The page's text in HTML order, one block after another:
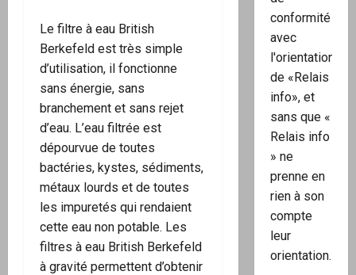
Le filtre à eau British
Berkefeld est très simple
d’utilisation, il fonctionne
sans énergie, sans
branchement et sans rejet
d’eau. L’eau filtrée est
dépourvue de toutes
bactéries, kystes, sédiments,
métaux lourds et de toutes
les impuretés qui rendaient
cette eau non potable. Les
filtres à eau British Berkefeld
à gravité permettent d’obtenir
conformité
avec
l'orientation
de «Relais
info», et
sans que «
Relais info
» ne
prenne en
rien à son
compte
leur
orientation.